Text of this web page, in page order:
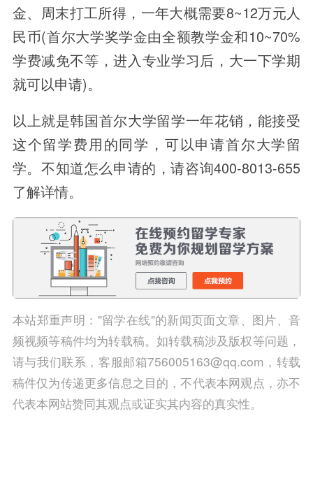
金、周末打工所得，一年大概需要8~12万元人
民币(首尔大学奖学金由全额教学金和10~70%
学费减免不等，进入专业学习后，大一下学期
就可以申请)。
以上就是韩国首尔大学留学一年花销，能接受
这个留学费用的同学，可以申请首尔大学留
学。不知道怎么申请的，请咨询400-8013-655
了解详情。
本站郑重声明："留学在线"的新闻页面文章、图片、音
频视频等稿件均为转载稿。如转载稿涉及版权等问题，
请与我们联系，客服邮箱756005163@qq.com，转载
稿件仅为传递更多信息之目的，不代表本网观点，亦不
代表本网站赞同其观点或证实其内容的真实性。